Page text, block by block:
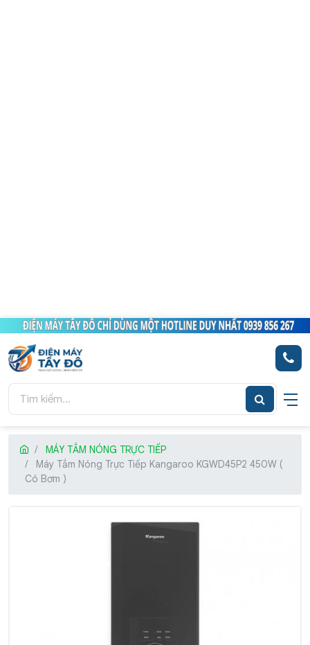
MÁY TẮM NÓNG TRỰC TIẾP
Máy Tắm Nóng Trực Tiếp Kangaroo KGWD45P2 450W (
Có Bơm )